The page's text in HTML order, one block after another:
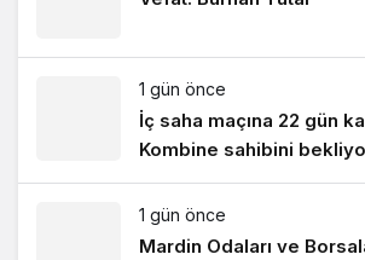
1 gün önce
İç saha maçına 22 gün
Kombine sahibini
1 gün önce
Mardin Odaları ve